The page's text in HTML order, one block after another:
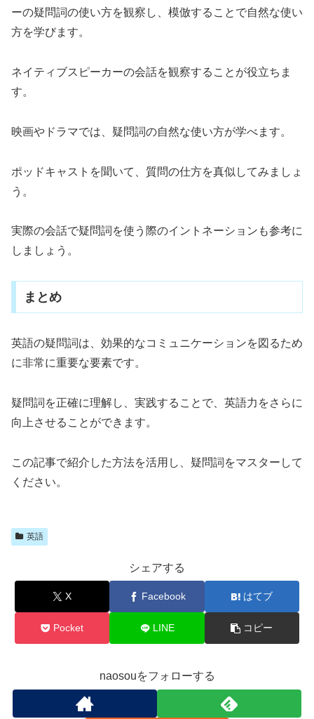
ーの疑問詞の使い方を観察し、模倣することで自然な使い
方を学びます。
ネイティブスピーカーの会話を観察することが役立ちま
す。
映画やドラマでは、疑問詞の自然な使い方が学べます。
ポッドキャストを聞いて、質問の仕方を真似してみましょ
う。
実際の会話で疑問詞を使う際のイントネーションも参考に
しましょう。
まとめ
英語の疑問詞は、効果的なコミュニケーションを図るため
に非常に重要な要素です。
疑問詞を正確に理解し、実践することで、英語力をさらに
向上させることができます。
この記事で紹介した方法を活用し、疑問詞をマスターして
ください。
英語
シェアする
X Facebook はてブ
Pocket LINE コピー
naosouをフォローする